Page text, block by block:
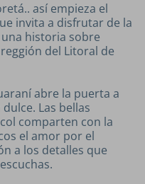
así empieza el
invita a disfrutar de la
historia sobre
del Litoral de
abre la puerta a
Las bellas
comparten con la
el amor por el
a los detalles que